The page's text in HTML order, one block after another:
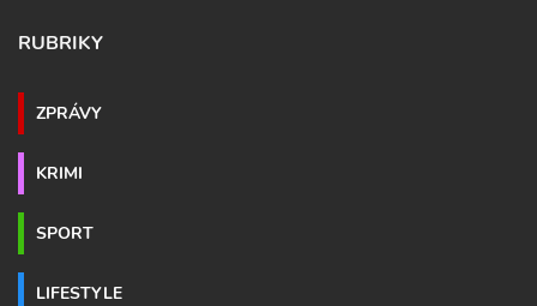
RUBRIKY
ZPRÁVY
KRIMI
SPORT
LIFESTYLE